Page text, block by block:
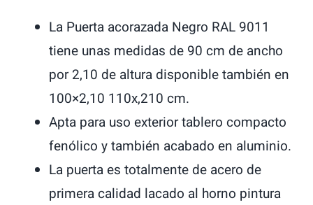
La Puerta acorazada Negro RAL 9011
tiene unas medidas de 90 cm de ancho
por 2,10 de altura disponible también en
100×2,10 110x,210 cm.
Apta para uso exterior tablero compacto
fenólico y también acabado en aluminio.
La puerta es totalmente de acero de
primera calidad lacado al horno pintura